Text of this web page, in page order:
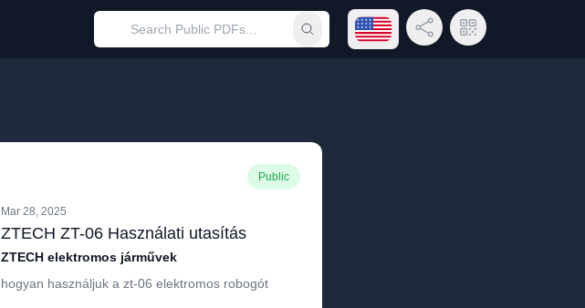
Submit searchOpen language menu
Share LinkQR Code
Public
Mar 28, 2025
ZTECH ZT-06 Használati utasítás
ZTECH elektromos járművek
hogyan használjuk a zt-06 elektromos robogót